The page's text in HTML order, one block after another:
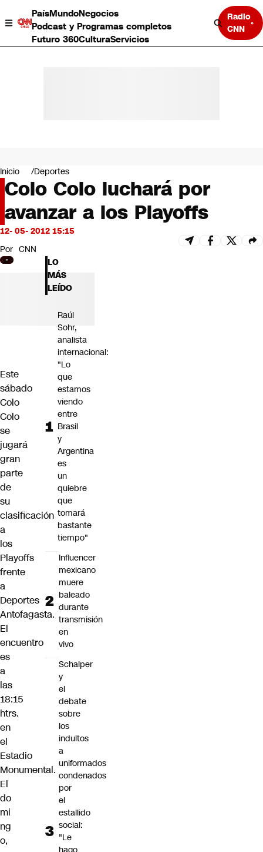
PaísMundoNegocios
Podcast y Programas completos
Futuro 360CulturaServicios
Radio
CNN
Negocios
Deportes
Programas completos
Cultura
Servicios
Bits
CNN Data
CNN tiempo
Futuro 360
Inicio Deportes
Colo Colo luchará por
avanzar a los Playoffs
12- 05- 2012 15:15
Por CNN
Este
sábado
Colo
Colo
se
jugará
gran
parte
de
su
clasificación
a
los
Playoffs
frente
a
Deportes
Antofagasta.
El
encuentro
es
a
las
18:15
htrs.
en
el
Estadio
Monumental.
El
do
mi
ng
o,
LO
MÁS
LEÍDO
Raúl
Sohr,
analista
internacional:
"Lo
que
estamos
viendo
entre
Brasil
y
Argentina
es
un
quiebre
que
tomará
bastante
tiempo"
Influencer
mexicano
muere
baleado
durante
transmisión
en
vivo
Schalper
y
el
debate
sobre
los
indultos
a
uniformados
condenados
por
el
estallido
social:
"Le
hago